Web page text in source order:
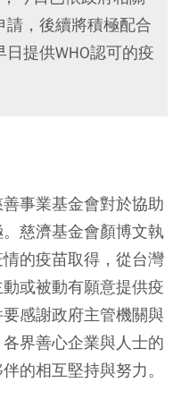
，後續將積極配合
提供WHO認可的疫
事業基金會對於協助
慈濟基金會顏博文執
的疫苗取得，從台灣
或被動有願意提供疫
感謝政府主管機關與
界善心企業與人士的
的相互堅持與努力。